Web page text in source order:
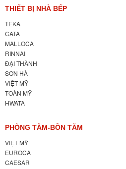
THIẾT BỊ NHÀ BẾP
TEKA
CATA
MALLOCA
RINNAI
ĐẠI THÀNH
SƠN HÀ
VIỆT MỸ
TOÀN MỸ
HWATA
PHÒNG TẮM-BỒN TẮM
VIỆT MỸ
EUROCA
CAESAR